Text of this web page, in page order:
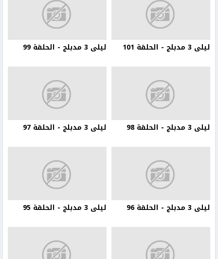
ليلى 3 مدبلج - الحلقة 101 ليلى 3 مدبلج - الحلقة 99
ليلى 3 مدبلج - الحلقة 98 ليلى 3 مدبلج - الحلقة 97
ليلى 3 مدبلج - الحلقة 96 ليلى 3 مدبلج - الحلقة 95